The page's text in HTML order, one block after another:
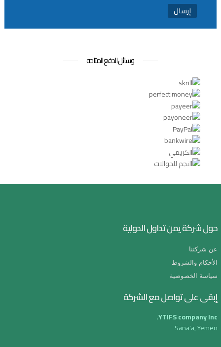
إرسال
وسائل الدفع المتاحه
حول شركة يمن تداول الدولية
عن شركتنا
الأحكام والشروط
سياسة الخصوصية
إبقى على تواصل مع الشركة
YTIFS company Inc.
Sana'a, Yemen